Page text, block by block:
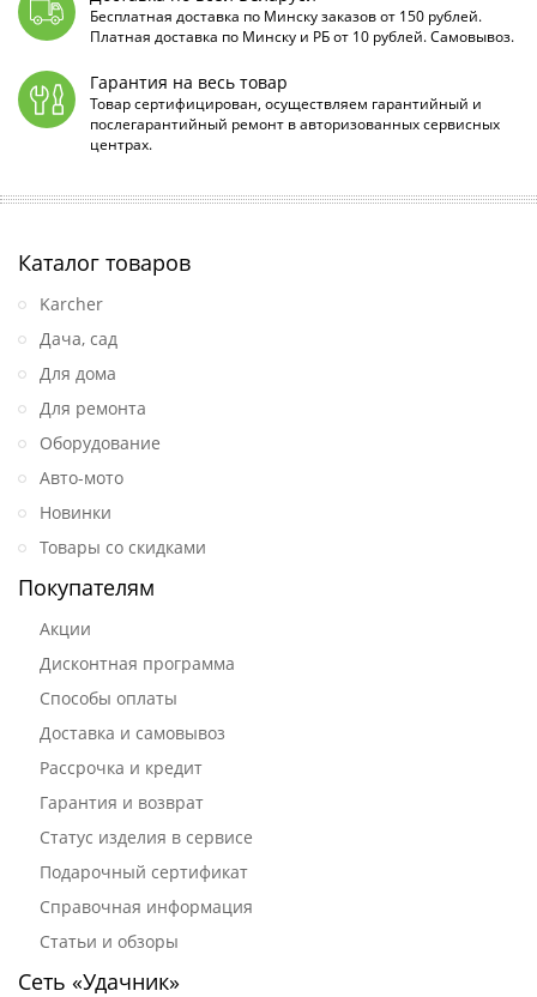
Бесплатная доставка по Минску заказов от 150 рублей.
Платная доставка по Минску и РБ от 10 рублей. Самовывоз.
Гарантия на весь товар
Товар сертифицирован, осуществляем гарантийный и
послегарантийный ремонт в авторизованных сервисных
центрах.
Каталог товаров
Karcher
Дача, сад
Для дома
Для ремонта
Оборудование
Авто-мото
Новинки
Товары со скидками
Покупателям
Акции
Дисконтная программа
Способы оплаты
Доставка и самовывоз
Рассрочка и кредит
Гарантия и возврат
Статус изделия в сервисе
Подарочный сертификат
Справочная информация
Статьи и обзоры
Сеть «Удачник»